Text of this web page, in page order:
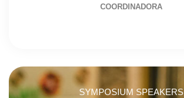
COORDINADORA
SYMPOSIUM SPEAKERS